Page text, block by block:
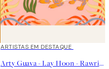
40%*
ARTISTAS EM DESTAQUE
Arty Guava - Lay Hoon - Rawring Playmates Poster